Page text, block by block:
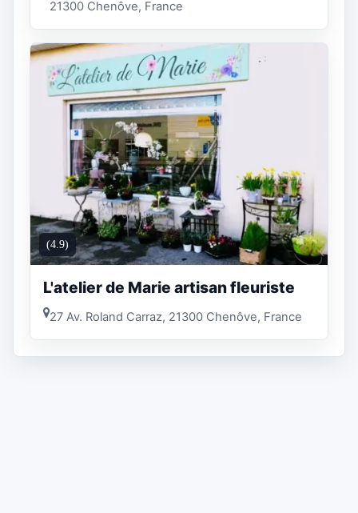
21300 Chenôve, France
(4.9)
L'atelier de Marie artisan fleuriste
27 Av. Roland Carraz, 21300 Chenôve, France